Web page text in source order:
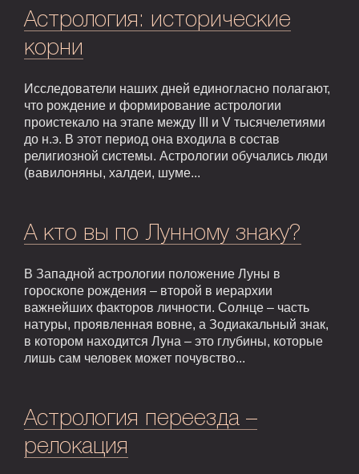
Астрология: исторические
корни
Исследователи наших дней единогласно полагают,
что рождение и формирование астрологии
проистекало на этапе между III и V тысячелетиями
до н.э. В этот период она входила в состав
религиозной системы. Астрологии обучались люди
(вавилоняны, халдеи, шуме...
А кто вы по Лунному знаку?
В Западной астрологии положение Луны в
гороскопе рождения – второй в иерархии
важнейших факторов личности. Солнце – часть
натуры, проявленная вовне, а Зодиакальный знак,
в котором находится Луна – это глубины, которые
лишь сам человек может почувство...
Астрология переезда –
релокация